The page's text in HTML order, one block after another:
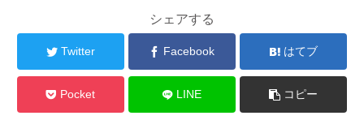
シェアする
Twitter Facebook はてブ
Pocket LINE コピー